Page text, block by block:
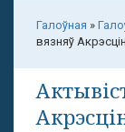
Галоўная »
вязняў